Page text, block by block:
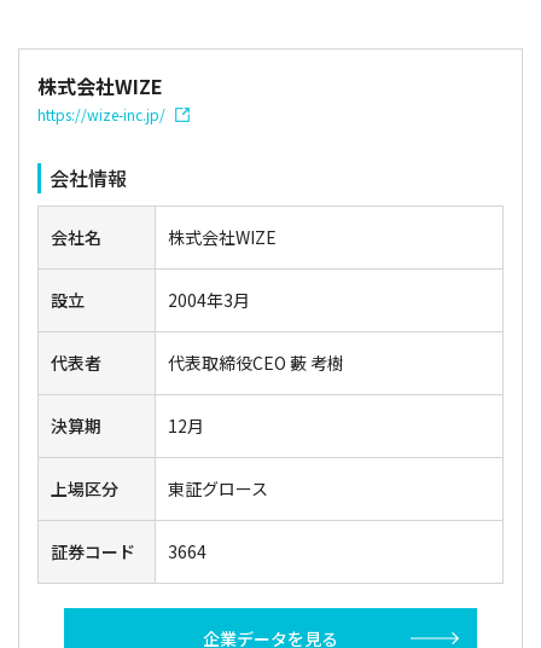
株式会社WIZE
https://wize-inc.jp/
会社情報
会社名 株式会社WIZE
設立 2004年3月
代表者 代表取締役CEO 藪 考樹
決算期 12月
上場区分 東証グロース
証券コード 3664
企業データを見る